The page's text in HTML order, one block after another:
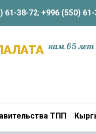
61-38-72; +996 (550)
нам 65 лет
ТПП